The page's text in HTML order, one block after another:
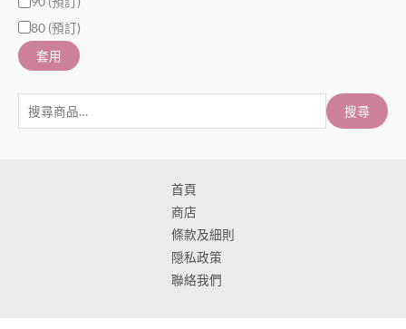
80 (預訂)
套用
搜尋
首頁
商店
條款及細則
隠私政策
聯絡我們